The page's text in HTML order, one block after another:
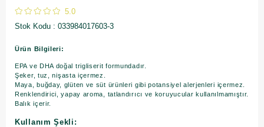
5.0
Stok Kodu
033984017603-3
Ürün Bilgileri:
EPA ve DHA doğal trigliserit formundadır.
Şeker, tuz, nişasta içermez.
Maya, buğday, glüten ve süt ürünleri gibi potansiyel alerjenleri içermez.
Renklendirici, yapay aroma, tatlandırıcı ve koruyucular kullanılmamıştır.
Balık içerir.
Kullanım Şekli: